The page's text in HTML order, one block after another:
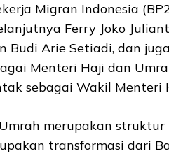
Migran Indonesia
Ferry Joko
Budi Arie Setiadi, dan
Menteri Haji dan
sebagai Wakil Menteri
merupakan
transformasi dari